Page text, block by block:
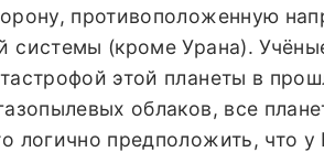
противоположенную
системы (кроме Урана).
этой планеты в
облаков, все
логично предположить, что